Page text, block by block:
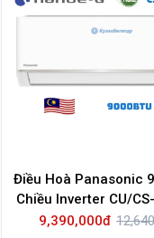
Điều Hoà Panasonic
Chiều Inverter CU/
8D
9,390,000đ